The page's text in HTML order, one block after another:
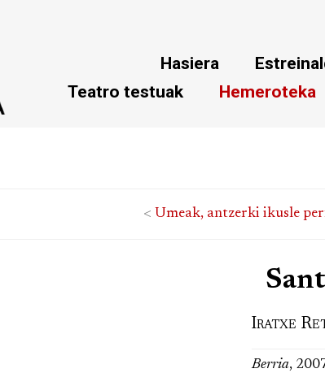
Hasiera
Teatro testuak
Hemeroteka
< Umeak, antzerki ikusle
Iratxe
Berria,